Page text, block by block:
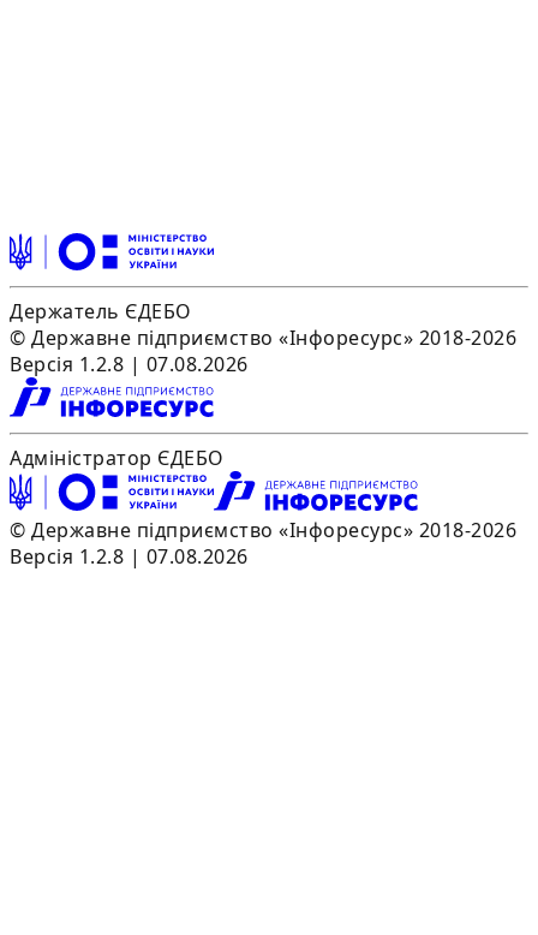
Держатель ЄДЕБО
© Державне підприємство «Інфоресурс» 2018-2026
Версія 1.2.8 | 07.08.2026
Адміністратор ЄДЕБО
© Державне підприємство «Інфоресурс» 2018-2026
Версія 1.2.8 | 07.08.2026